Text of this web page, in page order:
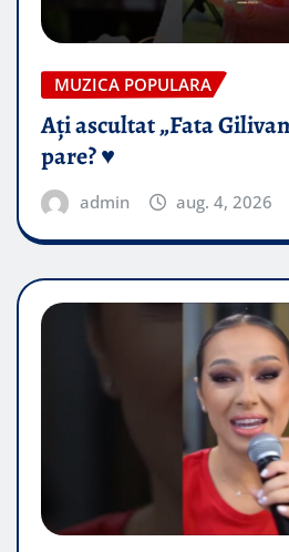
MUZICA POPULARA
Ați ascultat „Fata
pare? ♥️
admin aug. 4, 2026